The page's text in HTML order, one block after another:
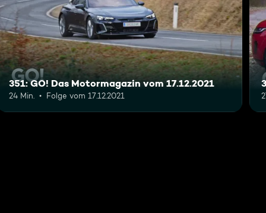
351: GO! Das Motormagazin vom 17.12.2021
24 Min. Folge vom 17.12.2021